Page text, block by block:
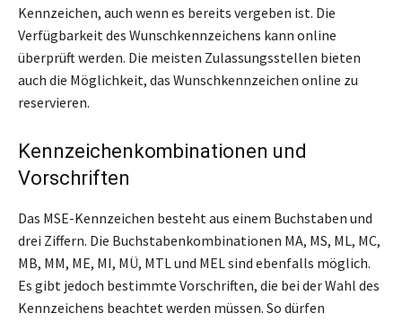
Kennzeichen, auch wenn es bereits vergeben ist. Die
Verfügbarkeit des Wunschkennzeichens kann online
überprüft werden. Die meisten Zulassungsstellen bieten
auch die Möglichkeit, das Wunschkennzeichen online zu
reservieren.
Kennzeichenkombinationen und
Vorschriften
Das MSE-Kennzeichen besteht aus einem Buchstaben und
drei Ziffern. Die Buchstabenkombinationen MA, MS, ML, MC,
MB, MM, ME, MI, MÜ, MTL und MEL sind ebenfalls möglich.
Es gibt jedoch bestimmte Vorschriften, die bei der Wahl des
Kennzeichens beachtet werden müssen. So dürfen